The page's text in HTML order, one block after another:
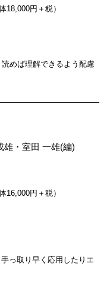
18,000円＋税）
めば理解できるよう配慮
雄 ・室田 一雄(編)
16,000円＋税）
っ取り早く応用したりエ